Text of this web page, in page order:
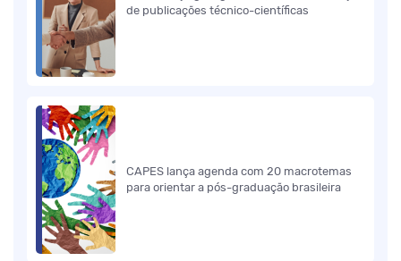
de publicações técnico-científicas
CAPES lança agenda com 20 macrotemas
para orientar a pós-graduação brasileira